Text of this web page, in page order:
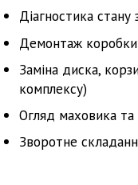
Діагностика стану
Демонтаж
Заміна диска,
комплексу)
Огляд маховика та
Зворотне